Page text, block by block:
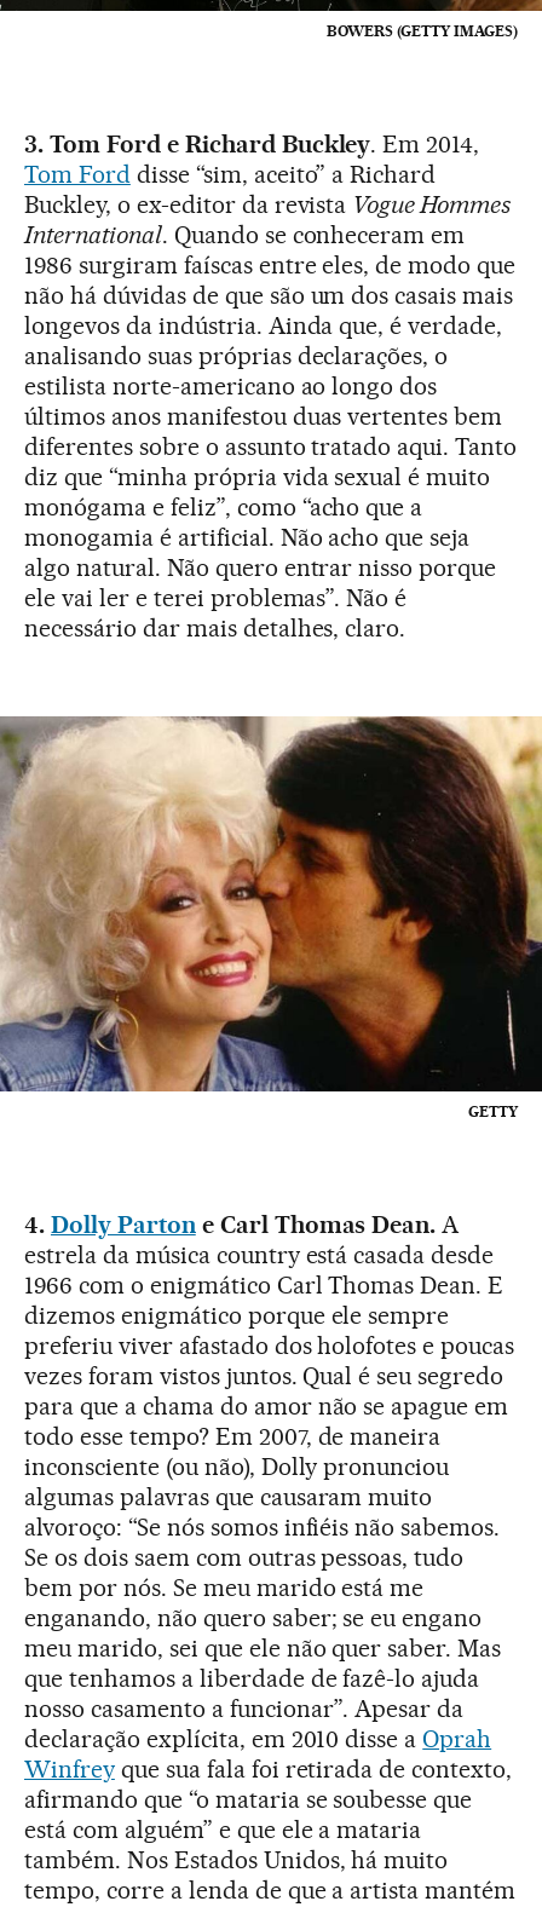
BOWERS (GETTY IMAGES)
3. Tom Ford e Richard Buckley. Em 2014,
Tom Ford disse “sim, aceito” a Richard
Buckley, o ex-editor da revista Vogue Hommes
International. Quando se conheceram em
1986 surgiram faíscas entre eles, de modo que
não há dúvidas de que são um dos casais mais
longevos da indústria. Ainda que, é verdade,
analisando suas próprias declarações, o
estilista norte-americano ao longo dos
últimos anos manifestou duas vertentes bem
diferentes sobre o assunto tratado aqui. Tanto
diz que “minha própria vida sexual é muito
monógama e feliz”, como “acho que a
monogamia é artificial. Não acho que seja
algo natural. Não quero entrar nisso porque
ele vai ler e terei problemas”. Não é
necessário dar mais detalhes, claro.
GETTY
4. Dolly Parton e Carl Thomas Dean. A
estrela da música country está casada desde
1966 com o enigmático Carl Thomas Dean. E
dizemos enigmático porque ele sempre
preferiu viver afastado dos holofotes e poucas
vezes foram vistos juntos. Qual é seu segredo
para que a chama do amor não se apague em
todo esse tempo? Em 2007, de maneira
inconsciente (ou não), Dolly pronunciou
algumas palavras que causaram muito
alvoroço: “Se nós somos infiéis não sabemos.
Se os dois saem com outras pessoas, tudo
bem por nós. Se meu marido está me
enganando, não quero saber; se eu engano
meu marido, sei que ele não quer saber. Mas
que tenhamos a liberdade de fazê-lo ajuda
nosso casamento a funcionar”. Apesar da
declaração explícita, em 2010 disse a Oprah
Winfreyque sua fala foi retirada de contexto,
afirmando que “o mataria se soubesse que
está com alguém” e que ele a mataria
também. Nos Estados Unidos, há muito
tempo, corre a lenda de que a artista mantém